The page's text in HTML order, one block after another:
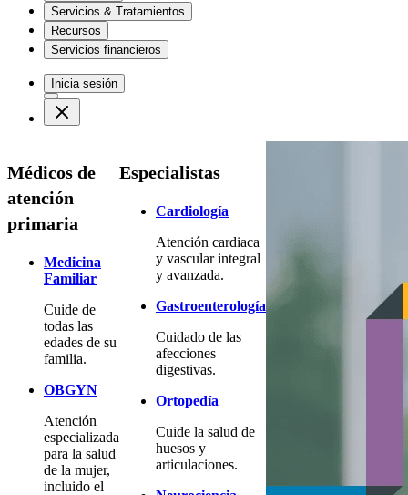
Servicios & Tratamientos
Recursos
Servicios financieros
Inicia sesión
Médicos de
atención
primaria
Medicina
Familiar
Cuide de
todas las
edades de su
familia.
OBGYN
Atención
especializada
para la salud
de la mujer,
incluido el
Especialistas
Cardiología
Atención cardiaca
y vascular integral
y avanzada.
Gastroenterología
Cuidado de las
afecciones
digestivas.
Ortopedía
Cuide la salud de
huesos y
articulaciones.